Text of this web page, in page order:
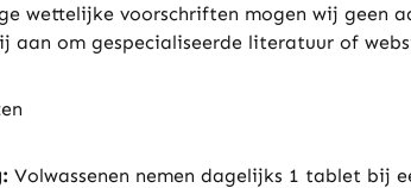
wettelijke voorschriften mogen wij geen
aan om gespecialiseerde literatuur of
Volwassenen nemen dagelijks 1 tablet bij